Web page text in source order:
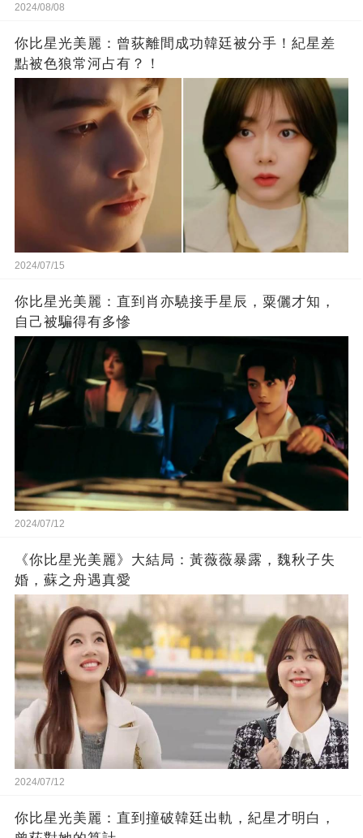
2024/08/08
你比星光美麗：曾荻離間成功韓廷被分手！紀星差
點被色狼常河占有？！
2024/07/15
你比星光美麗：直到肖亦驍接手星辰，粟儷才知，
自己被騙得有多慘
2024/07/12
《你比星光美麗》大結局：黃薇薇暴露，魏秋子失
婚，蘇之舟遇真愛
2024/07/12
你比星光美麗：直到撞破韓廷出軌，紀星才明白，